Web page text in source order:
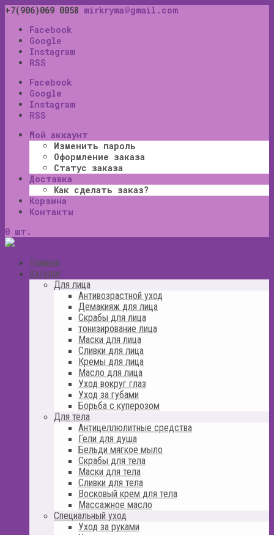
+7(906)069 0058 mirkryma@gmail.com
Facebook
Google
Instagram
RSS
Facebook
Google
Instagram
RSS
Мой аккаунт
Изменить пароль
Оформление заказа
Статус заказа
Доставка
Как сделать заказ?
Корзина
Контакты
0 шт.
Главная
Каталог
Для лица
Антивозрастной уход
Демакияж для лица
Скрабы для лица
тонизирование лица
Маски для лица
Сливки для лица
Кремы для лица
Масло для лица
Уход вокруг глаз
Уход за губами
Борьба с куперозом
Для тела
Антицеллюлитные средства
Гели для душа
Бельди мягкое мыло
Скрабы для тела
Маски для тела
Сливки для тела
Восковый крем для тела
Массажное масло
Специальный уход
Уход за руками